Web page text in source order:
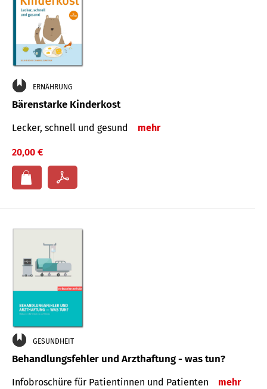
ERNÄHRUNG
Bärenstarke Kinderkost
Lecker, schnell und gesund mehr
20,00 €
GESUNDHEIT
Behandlungsfehler und Arzthaftung - was tun?
Infobroschüre für Patientinnen und Patienten mehr